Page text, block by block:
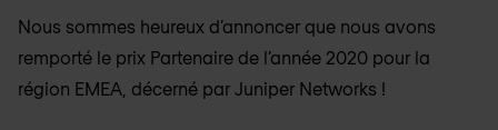
Nous sommes heureux d’annoncer que nous avons
remporté le prix Partenaire de l’année 2020 pour la
région EMEA, décerné par Juniper Networks !